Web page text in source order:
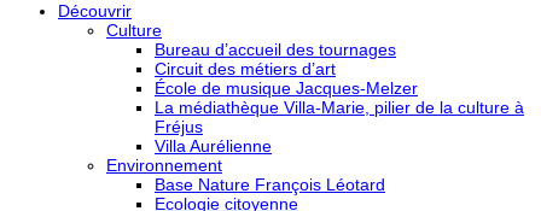
Découvrir
Culture
Bureau d’accueil des tournages
Circuit des métiers d’art
École de musique Jacques-Melzer
La médiathèque Villa-Marie, pilier de la culture à
Fréjus
Villa Aurélienne
Environnement
Base Nature François Léotard
Ecologie citoyenne